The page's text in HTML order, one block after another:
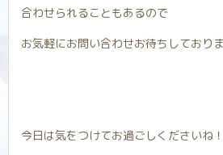
合わせられることもあるので
お気軽にお問い合わせお待ちしており
今日は気をつけてお過ごしくださいね